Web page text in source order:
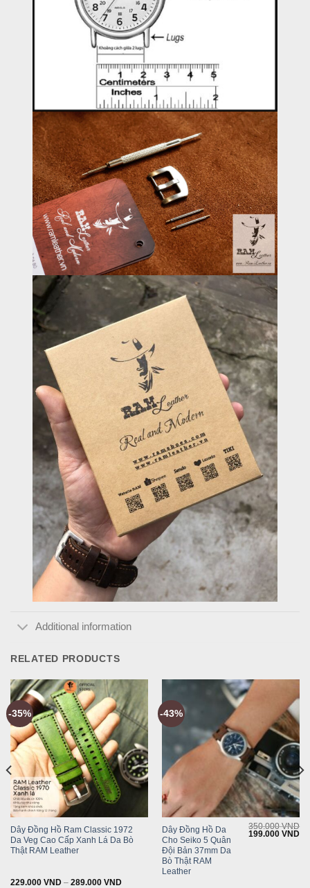
Additional information
RELATED PRODUCTS
-35%
Dây Đồng Hồ Ram Classic 1972
Da Veg Cao Cấp Xanh Lá Da Bò
Thật RAM Leather
229.000 VND– 289.000 VND
-43%
Dây Đồng Hồ Da
Cho Seiko 5 Quân
Đội Bản 37mm Da
Bò Thật RAM
Leather
350.000VND
Original
199.000VND